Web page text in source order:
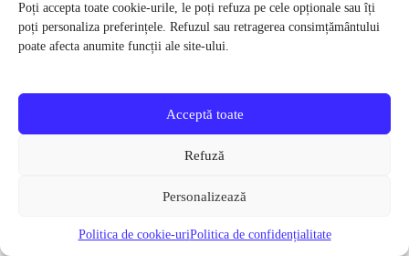
Poți accepta toate cookie-urile, le poți refuza pe cele opționale sau îți
poți personaliza preferințele. Refuzul sau retragerea consimțământului
poate afecta anumite funcții ale site-ului.
Acceptă toate
Refuză
Personalizează
Politica de cookie-uriPolitica de confidențialitate
Surub pentru frana spate SA 7415
Verifică disponibilitatea